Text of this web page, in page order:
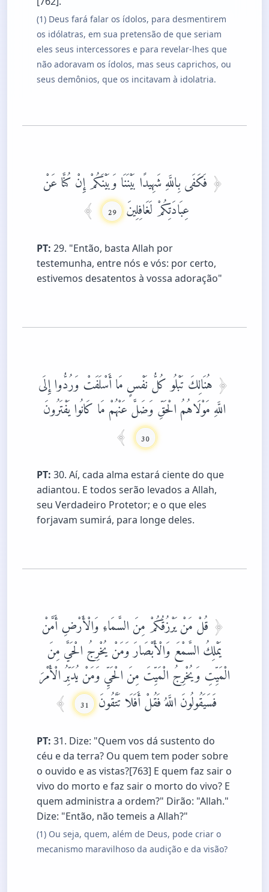
(1) Deus fará falar os ídolos, para desmentirem
os idólatras, em sua pretensão de que seriam
eles seus intercessores e para revelar-lhes que
não adoravam os ídolos, mas seus caprichos, ou
seus demônios, que os incitavam à idolatria.
فَكَفَى بِاللَّهِ شَهِيدًا بَيْنَنَا وَبَيْنَكُمْ إِنْ كُنَّا عَنْ
عِبَادَتِكُمْ لَغَافِلِينَ 29
PT: 29. "Então, basta Allah por
testemunha, entre nós e vós: por certo,
estivemos desatentos à vossa adoração"
هُنَالِكَ تَبْلُو كُلُّ نَفْسٍ مَا أَسْلَفَتْ وَرُدُّوا إِلَى
اللَّهِ مَوْلَاهُمُ الْحَقِّ وَضَلَّ عَنْهُمْ مَا كَانُوا يَفْتَرُونَ
30
PT: 30. Aí, cada alma estará ciente do que
adiantou. E todos serão levados a Allah,
seu Verdadeiro Protetor; e o que eles
forjavam sumirá, para longe deles.
قُلْ مَنْ يَرْزُقُكُمْ مِنَ السَّمَاءِ وَالْأَرْضِ أَمَّنْ
يَمْلِكُ السَّمْعَ وَالْأَبْصَارَ وَمَنْ يُخْرِجُ الْحَيَّ مِنَ
الْمَيِّتِ وَيُخْرِجُ الْمَيِّتَ مِنَ الْحَيِّ وَمَنْ يُدَبِّرُ الْأَمْرَ
فَسَيَقُولُونَ اللَّهُ فَقُلْ أَفَلَا تَتَّقُونَ 31
PT: 31. Dize: "Quem vos dá sustento do
céu e da terra? Ou quem tem poder sobre
o ouvido e as vistas?[763] E quem faz sair o
vivo do morto e faz sair o morto do vivo? E
quem administra a ordem?" Dirão: "Allah."
Dize: "Então, não temeis a Allah?"
(1) Ou seja, quem, além de Deus, pode criar o
mecanismo maravilhoso da audição e da visão?